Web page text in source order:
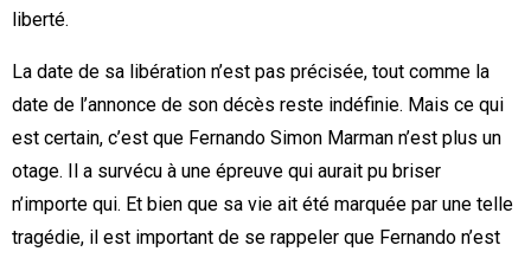
liberté.
La date de sa libération n’est pas précisée, tout comme la
date de l’annonce de son décès reste indéfinie. Mais ce qui
est certain, c’est que Fernando Simon Marman n’est plus un
otage. Il a survécu à une épreuve qui aurait pu briser
n’importe qui. Et bien que sa vie ait été marquée par une telle
tragédie, il est important de se rappeler que Fernando n’est